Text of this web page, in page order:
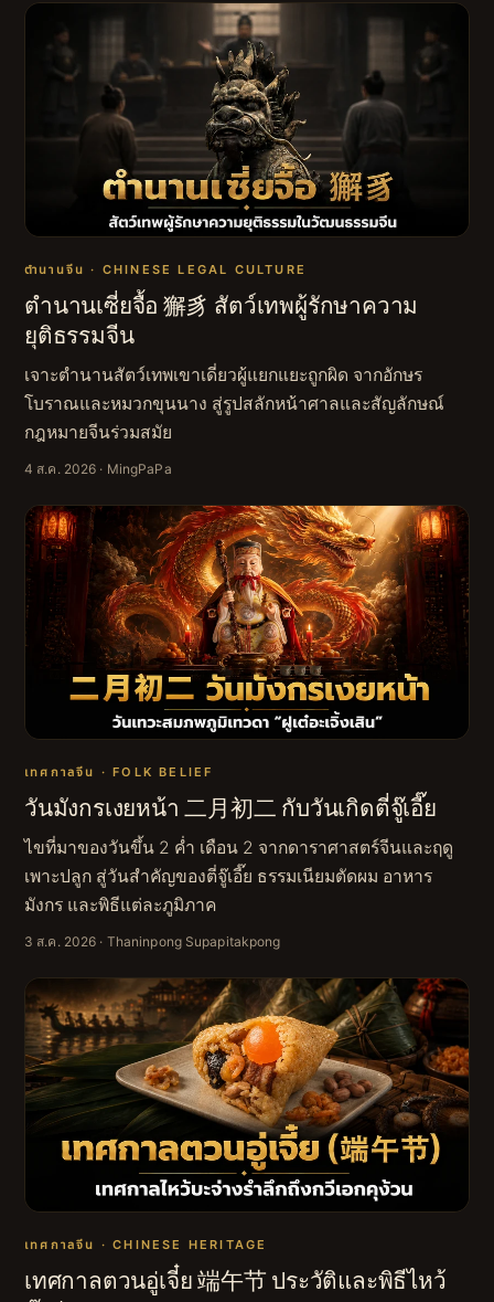
ตำนานจีน · CHINESE LEGAL CULTURE
ตำนานเซี่ยจื้อ 獬豸 สัตว์เทพผู้รักษาความ
ยุติธรรมจีน
เจาะตำนานสัตว์เทพเขาเดี่ยวผู้แยกแยะถูกผิด จากอักษร
โบราณและหมวกขุนนาง สู่รูปสลักหน้าศาลและสัญลักษณ์
กฎหมายจีนร่วมสมัย
4 ส.ค. 2026 · MingPaPa
เทศกาลจีน · FOLK BELIEF
วันมังกรเงยหน้า 二月初二 กับวันเกิดตี่จู๊เอี๊ย
ไขที่มาของวันขึ้น 2 ค่ำ เดือน 2 จากดาราศาสตร์จีนและฤดู
เพาะปลูก สู่วันสำคัญของตี่จู๊เอี๊ย ธรรมเนียมตัดผม อาหาร
มังกร และพิธีแต่ละภูมิภาค
3 ส.ค. 2026 · Thaninpong Supapitakpong
เทศกาลจีน · CHINESE HERITAGE
เทศกาลตวนอู่เจี๋ย 端午节 ประวัติและพิธีไหว้